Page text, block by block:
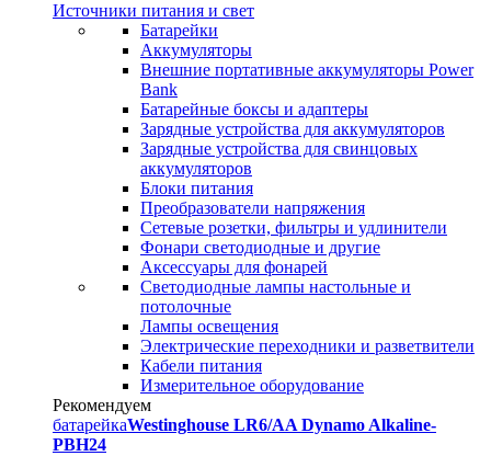
Источники питания и свет
Батарейки
Аккумуляторы
Внешние портативные аккумуляторы Power
Bank
Батарейные боксы и адаптеры
Зарядные устройства для аккумуляторов
Зарядные устройства для свинцовых
аккумуляторов
Блоки питания
Преобразователи напряжения
Сетевые розетки, фильтры и удлинители
Фонари светодиодные и другие
Аксессуары для фонарей
Светодиодные лампы настольные и
потолочные
Лампы освещения
Электрические переходники и разветвители
Кабели питания
Измерительное оборудование
Рекомендуем
батарейкаWestinghouse LR6/AA Dynamo Alkaline-
PBH24